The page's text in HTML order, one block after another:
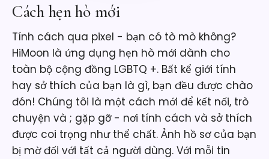
Cách hẹn hò mới
Tính cách qua pixel - bạn có tò mò không?
HiMoon là ứng dụng hẹn hò mới dành cho
toàn bộ cộng đồng LGBTQ +. Bất kể giới tính
hay sở thích của bạn là gì, bạn đều được chào
đón! Chúng tôi là một cách mới để kết nối, trò
chuyện và ; gặp gỡ - nơi tính cách và sở thích
được coi trọng như thể chất. Ảnh hồ sơ của bạn
bị mờ đối với tất cả người dùng. Với mỗi tin